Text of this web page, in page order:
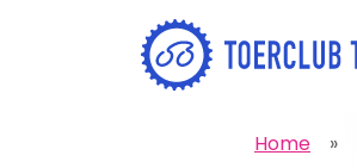
Home